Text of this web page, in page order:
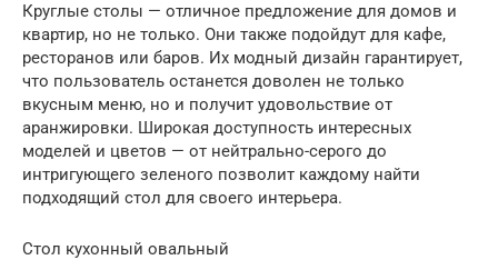
Круглые столы — отличное предложение для домов и
квартир, но не только. Они также подойдут для кафе,
ресторанов или баров. Их модный дизайн гарантирует,
что пользователь останется доволен не только
вкусным меню, но и получит удовольствие от
аранжировки. Широкая доступность интересных
моделей и цветов — от нейтрально-серого до
интригующего зеленого позволит каждому найти
подходящий стол для своего интерьера.
Стол кухонный овальный